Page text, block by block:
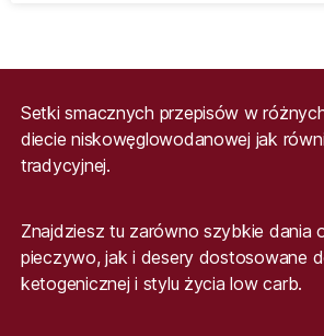
Setki smacznych przepisów w
diecie niskowęglowodanowej jak
tradycyjnej.
Znajdziesz tu zarówno szybkie dania
pieczywo, jak i desery dostosowane
ketogenicznej i stylu życia low carb.